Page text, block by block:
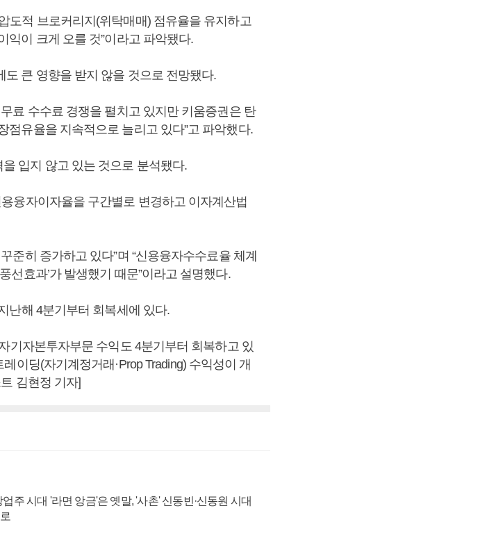
도적 브로커리지(위탁매매) 점유율을 유지하고
익이 크게 오를 것”이라고 파악됐다.
큰 영향을 받지 않을 것으로 전망됐다.
료 수수료 경쟁을 펼치고 있지만 키움증권은 탄
점유율을 지속적으로 늘리고 있다”고 파악했다.
입지 않고 있는 것으로 분석됐다.
융자이자율을 구간별로 변경하고 이자계산법
준히 증가하고 있다”며 “신용융자수수료율 체계
선효과’가 발생했기 때문”이라고 설명했다.
난해 4분기부터 회복세에 있다.
기자본투자부문 수익도 4분기부터 회복하고 있
이딩(자기계정거래·Prop Trading) 수익성이 개
김현정 기자]
업주 시대 '라면 앙금'은 옛말, '사촌' 신동빈·신동원 시대